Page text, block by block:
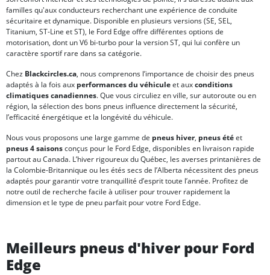
familles qu'aux conducteurs recherchant une expérience de conduite
sécuritaire et dynamique. Disponible en plusieurs versions (SE, SEL,
Titanium, ST-Line et ST), le Ford Edge offre différentes options de
motorisation, dont un V6 bi-turbo pour la version ST, qui lui confère un
caractère sportif rare dans sa catégorie.
Chez Blackcircles.ca, nous comprenons l’importance de choisir des pneus
adaptés à la fois aux performances du véhiculeet auxconditions
climatiques canadiennes. Que vous circuliez en ville, sur autoroute ou en
région, la sélection des bons pneus influence directement la sécurité,
l’efficacité énergétique et la longévité du véhicule.
Nous vous proposons une large gamme de pneus hiver, pneus étéet
pneus 4 saisonsconçus pour le Ford Edge, disponibles en livraison rapide
partout au Canada. L’hiver rigoureux du Québec, les averses printanières de
la Colombie-Britannique ou les étés secs de l’Alberta nécessitent des pneus
adaptés pour garantir votre tranquillité d’esprit toute l’année. Profitez de
notre outil de recherche facile à utiliser pour trouver rapidement la
dimension et le type de pneu parfait pour votre Ford Edge.
Meilleurs pneus d'hiver pour Ford
Edge